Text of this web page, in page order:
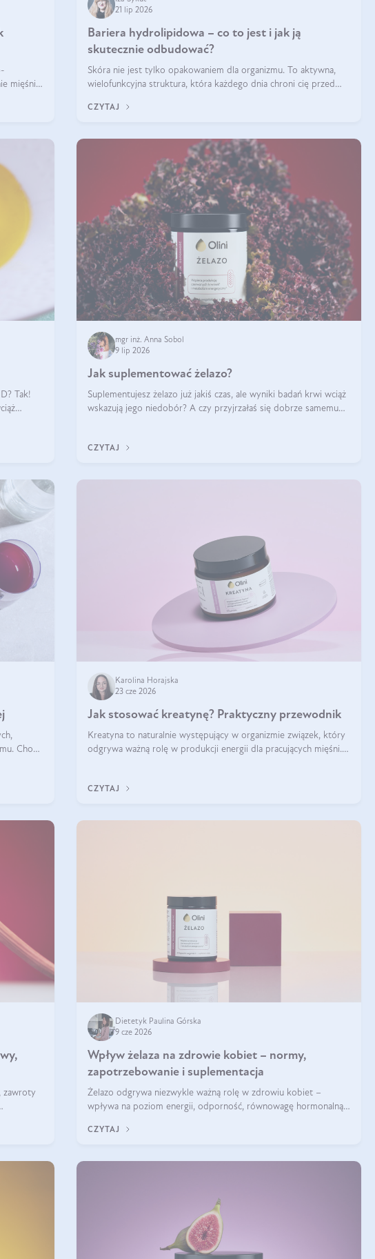
mięśni i
21 lip 2026
Bariera hydrolipidowa – co to jest i jak ją
skutecznie odbudować?
Skóra nie jest tylko opakowaniem dla organizmu. To aktywna,
wielofunkcyjna struktura, która każdego dnia chroni cię przed
środowiskowymi. Jednym z jej kluczowych elementów jest
CZYTAJ
Tak!
mgr inż. Anna Sobol
9 lip 2026
Jak suplementować żelazo?
Suplementujesz żelazo już jakiś czas, ale wyniki badań krwi wciąż
wskazują jego niedobór? A czy przyjrzałaś się dobrze samemu
CZYTAJ
Choć
Karolina Horajska
23 cze 2026
Jak stosować kreatynę? Praktyczny przewodnik
Kreatyna to naturalnie występujący w organizmie związek, który
odgrywa ważną rolę w produkcji energii dla pracujących mięśni.
prze
CZYTAJ
zawroty
Dietetyk Paulina Górska
9 cze 2026
Wpływ żelaza na zdrowie kobiet – normy,
zapotrzebowanie i suplementacja
Żelazo odgrywa niezwykle ważną rolę w zdrowiu kobiet –
wpływa na poziom energii, odporność, równowagę hormonalną i
niedobór może prowadzić m.in. do zmęczenia, bólów i zawrotów
CZYTAJ